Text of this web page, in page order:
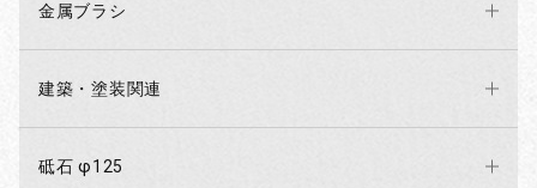
金属ブラシ
建築・塗装関連
砥石 φ125